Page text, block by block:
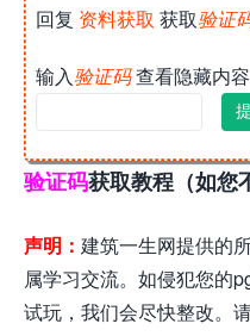
回复 资料获取 获取验证
输入验证码查看隐藏内容
验证码获取教程（如您
声明： 建筑一生网提供的
属学习交流。如侵犯您的
试玩，我们会尽快整改。